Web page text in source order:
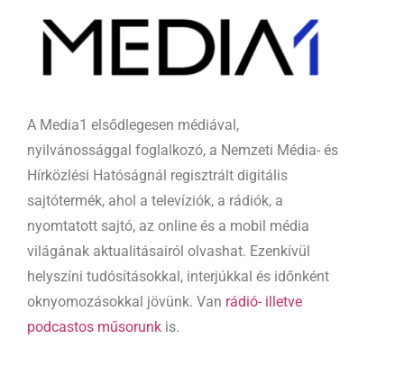
A Media1 elsődlegesen médiával,
nyilvánossággal foglalkozó, a Nemzeti Média- és
Hírközlési Hatóságnál regisztrált digitális
sajtótermék, ahol a televíziók, a rádiók, a
nyomtatott sajtó, az online és a mobil média
világának aktualitásairól olvashat. Ezenkívül
helyszíni tudósításokkal, interjúkkal és időnként
oknyomozásokkal jövünk. Van rádió- illetve
podcastos műsorunk is.